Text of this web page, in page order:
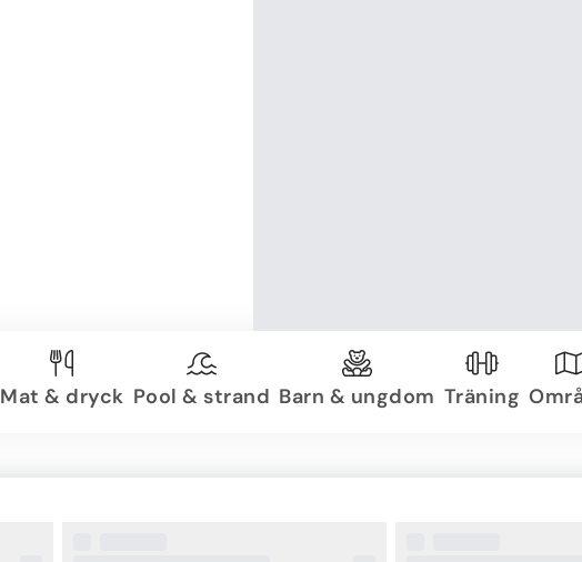
Mat & dryck Pool & strand Barn & ungdom Träning